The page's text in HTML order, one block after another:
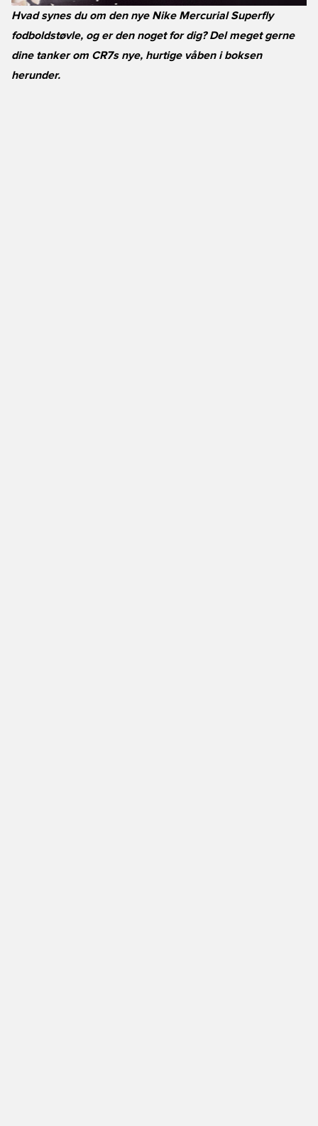
Hvad synes du om den nye Nike Mercurial Superfly
fodboldstøvle, og er den noget for dig? Del meget gerne
dine tanker om CR7s nye, hurtige våben i boksen
herunder.